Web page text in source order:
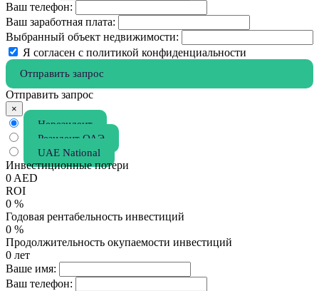
Ваш телефон:
Ваш заработная плата:
Выбранный объект недвижимости:
Я согласен с политикой конфиденциальности
Отправить запрос
Отправить запрос
×
Нерезидент
Резидент ОАЭ
UAE National
Инвестиционные потери
0 AED
ROI
0 %
Годовая рентабельность инвестиций
0 %
Продолжительность окупаемости инвестиций
0 лет
Ваше имя:
Ваш телефон: